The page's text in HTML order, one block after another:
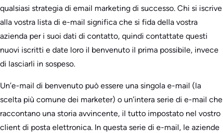
qualsiasi strategia di email marketing di successo. Chi si iscrive
alla vostra lista di e-mail significa che si fida della vostra
azienda per i suoi dati di contatto, quindi contattate questi
nuovi iscritti e date loro il benvenuto il prima possibile, invece
di lasciarli in sospeso.
Un’e-mail di benvenuto può essere una singola e-mail (la
scelta più comune dei marketer) o un’intera serie di e-mail che
raccontano una storia avvincente, il tutto impostato nel vostro
client di posta elettronica. In questa serie di e-mail, le aziende